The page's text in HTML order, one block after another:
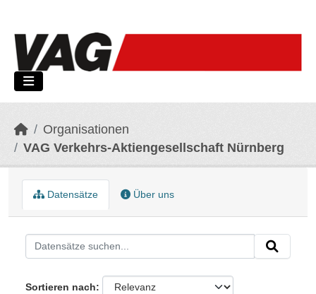
Organisationen
VAG Verkehrs-Aktiengesellschaft Nürnberg
Datensätze Über uns
Sortieren nach